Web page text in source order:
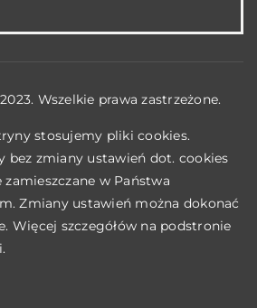
Wszelkie prawa zastrzeżone.
stosujemy pliki cookies.
bez zmiany ustawień dot. cookies
zamieszczane w Państwa
Zmiany ustawień można dokonać
Więcej szczegółów na podstronie
.